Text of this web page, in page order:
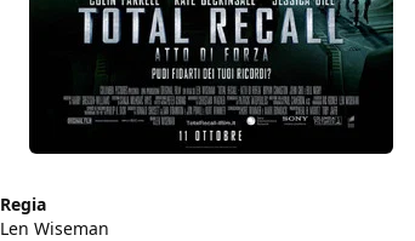
Regia
Len Wiseman